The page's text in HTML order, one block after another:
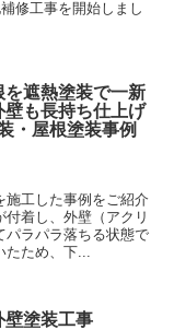
修工事を開始しまし
を遮熱塗装で一新
壁も長持ち仕上げ
・屋根塗装事例
施工した事例をご紹介
着し、外壁（アクリ
パラパラ落ちる状態で
たため、下...
壁塗装工事